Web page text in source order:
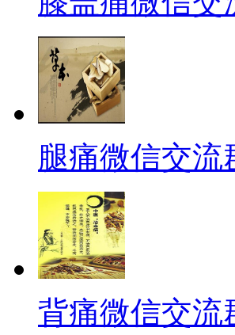
腿痛微信交流
背痛微信交流